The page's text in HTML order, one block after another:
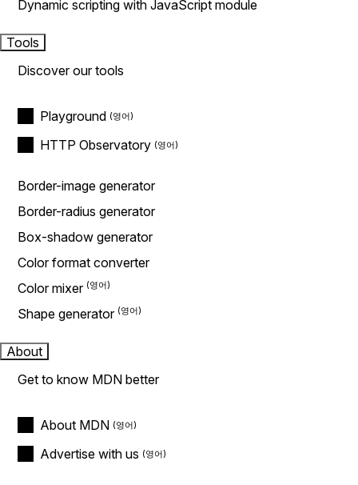
Dynamic scripting with JavaScript module
Tools
Discover our tools
Playground
HTTP Observatory
Border-image generator
Border-radius generator
Box-shadow generator
Color format converter
Color mixer
Shape generator
About
Get to know MDN better
About MDN
Advertise with us